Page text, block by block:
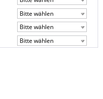
Bitte wählen
Bitte wählen
Bitte wählen